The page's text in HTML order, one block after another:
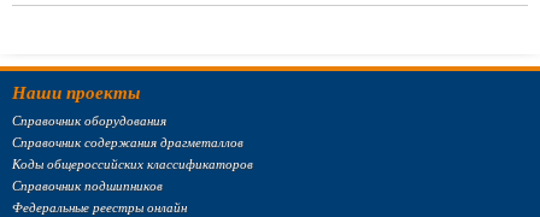
Наши проекты
Справочник оборудования
Справочник содержания драгметаллов
Коды общероссийских классификаторов
Справочник подшипников
Федеральные реестры онлайн